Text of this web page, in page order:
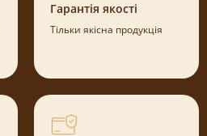
Гарантія якості
Тільки якісна продукція